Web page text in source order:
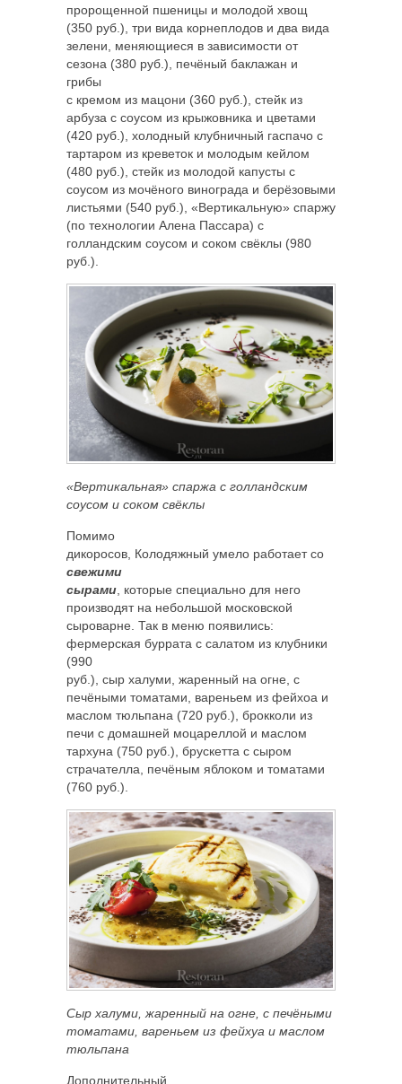
пророщенной пшеницы и молодой хвощ
(350 руб.), три вида корнеплодов и два вида
зелени, меняющиеся в зависимости от
сезона (380 руб.), печёный баклажан и
грибы
с кремом из мацони (360 руб.), стейк из
арбуза с соусом из крыжовника и цветами
(420 руб.), холодный клубничный гаспачо с
тартаром из креветок и молодым кейлом
(480 руб.), стейк из молодой капусты с
соусом из мочёного винограда и берёзовыми
листьями (540 руб.), «Вертикальную» спаржу
(по технологии Алена Пассара) с
голландским соусом и соком свёклы (980
руб.).
«Вертикальная» спаржа с голландским
соусом и соком свёклы
Помимо
дикоросов, Колодяжный умело работает со
свежими
сырами, которые специально для него
производят на небольшой московской
сыроварне. Так в меню появились:
фермерская буррата с салатом из клубники
(990
руб.), сыр халуми, жаренный на огне, с
печёными томатами, вареньем из фейхоа и
маслом тюльпана (720 руб.), брокколи из
печи с домашней моцареллой и маслом
тархуна (750 руб.), брускетта с сыром
страчателла, печёным яблоком и томатами
(760 руб.).
Сыр халуми, жаренный на огне, с печёными
томатами, вареньем из фейхуа и маслом
тюльпана
Дополнительный